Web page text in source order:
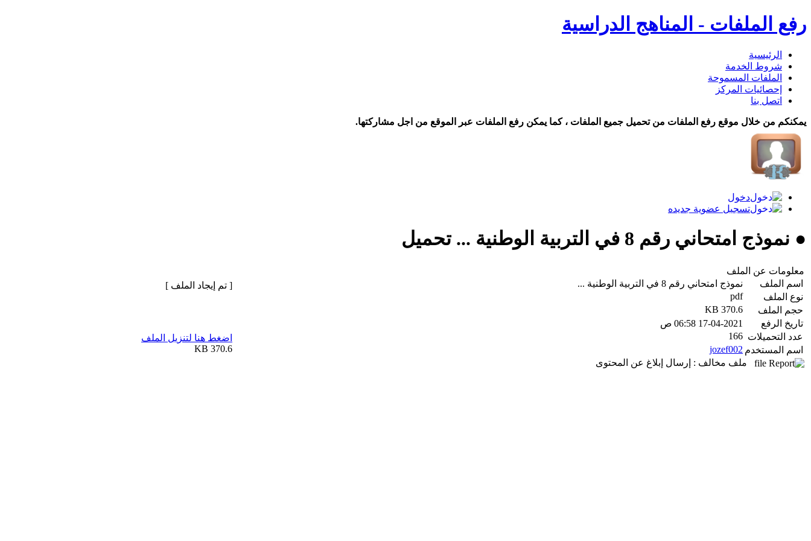
رفع الملفات - المناهج الدراسية
الرئيسية
شروط الخدمة
الملفات المسموحة
إحصائيات المركز
اتصل بنا
يمكنكم من خلال موقع رفع الملفات من تحميل جميع الملفات ، كما يمكن رفع الملفات عبر الموقع من اجل مشاركتها.
دخول
تسجيل عضوية جديده
● نموذج امتحاني رقم 8 في التربية الوطنية ... تحميل
معلومات عن الملف
اسم الملف
نموذج امتحاني رقم 8 في التربية الوطنية ...
نوع الملف
pdf
حجم الملف
370.6 KB
تاريخ الرفع
17-04-2021 06:58 ص
عدد التحميلات 166
اسم المستخدم jozef002
ملف مخالف : إرسال إبلاغ عن المحتوى
[ تم إيجاد الملف ]
اضغط هنا لتنزيل الملف
370.6 KB